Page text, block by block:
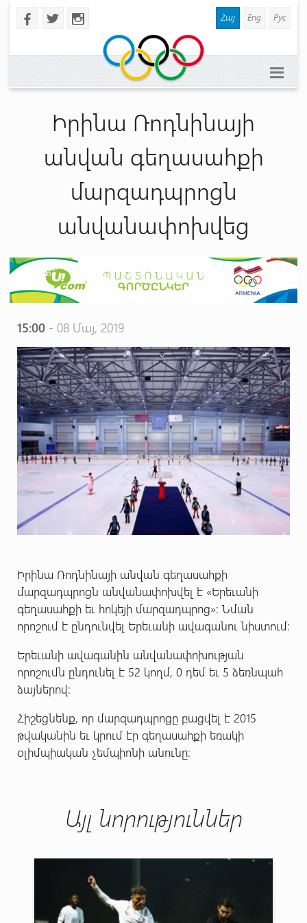
b a x Հայ Eng Рус
Իրինա Ռոդնինայի
անվան գեղասահքի
մարզադպրոցն
անվանափոխվեց
15:00- 08 Մայ, 2019
Իրինա Ռոդնինայի անվան գեղասահքի
մարզադպրոցն անվանափոխվել է «Երեւանի
գեղասահքի եւ հոկեյի մարզադպրոց»: Նման
որոշում է ընդունվել Երեւանի ավագանու նիստում:
Երեւանի ավագանին անվանափոխության
որոշումն ընդունել է 52 կողմ, 0 դեմ եւ 5 ձեռնպահ
ձայներով:
Հիշեցնենք, որ մարզադպրոցը բացվել է 2015
թվականին եւ կրում էր գեղասահքի եռակի
օլիմպիական չեմպիոնի անունը։
Այլ նորություններ